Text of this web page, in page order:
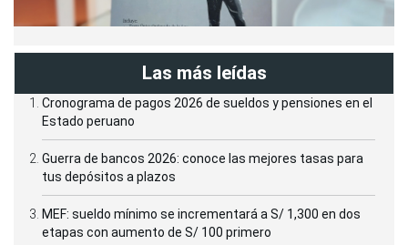
Las más leídas
Cronograma de pagos 2026 de sueldos y pensiones en el
Estado peruano
Guerra de bancos 2026: conoce las mejores tasas para
tus depósitos a plazos
MEF: sueldo mínimo se incrementará a S/ 1,300 en dos
etapas con aumento de S/ 100 primero